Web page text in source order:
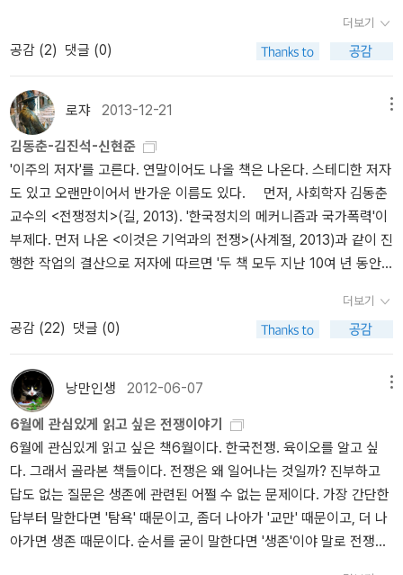
우익을 대변했던 양씨집안과 비주류 길씨 집안의 많은 이들이 학살
대상이 되었다. 이로 인해 길씨와 양씨간의 관계는 깨어졌고, 이후 길
씨는 마을에서 세력이 급격히 축소된다. 이런 마을내부에서의 전쟁
에서 나오는 질문은 바로 '국가는 무엇했냐'이다. 실제 해방이후 신탁
통치를 거치면서 형식적으로 남과북 각각에서 각 세력(이승만과 김일
성)이 장악했지만 실제 마을 공동체까지 장악했느냐에 이르러서는 의
문이 따른다. 마을에서는 아직까지 마을 내부의 권력구조가 있었기
때문이다. 하지만 전쟁을 치루면서 국가는 마을내부의 갈등을 이용
혹은 방치하여 마을 내부까지 정치적 안정성을 확보하는 계기가 된
다. 남과 북 각각 인민위원회와 우익청년단을 이용해 마을을 단속하
고 세력을 확장하려고 했던 것이다. 결국 이런 마을의 문제 역시 제대
생각조차 용납되기 힘들다. '평온하던 남한에 적화야욕의 북괴가 침
략했다'라는 한국전쟁의 패러다임 속에서 이런 마을내부에서의 전쟁
은 논의의 토대를 갖기가 힘들다. <전쟁미망인, 한국현대사의 침묵
을 깨다> http://blog.aladin.co.kr/rainaroma/4595066미망인들의
삶은 전후사회의 변화를 형성하는 역할을 한다. 이들 대부분이 스스
로 생계를 이어나가야 하는데 이는 한국의 전통적 가부장사회를 무너
뜨리는 역할을 한다. 생계를 위한 억척스러움이 지금이 한국의 아줌
마를 형성하게 되지 않았나 생각해본다. 미망인들은 대체로 농사, 바
느질, 행상을 통해 생계를 유지했는데 최소한의 자본으로 가능했던
행상이 이 때 급격히 증가했다고 한다. 사실 여성이 시장에 가는 행위
자체가 흔하지 않던 시절 이들의 등장은 사회적으로 적잖은 충격이었
담았다. 한국전쟁의 비극, 또다른 얼굴이다.17세 고등학생의 나이로
전일기를 엮은 책이다. 1주일의 군사훈련과 1인당 다섯 발씩의 실탄
대 전투의 현장에 참여하면서 역사책에 나오지 않는 역사의 순간을
무명 병사의 시각으로 기록하였다.정병준의 <한국전쟁- 38선 충돌
과 전쟁의 형성>은 2006년에 출간된 책이다. 90년대 중반 이후 미
국과 소련의 문서들이 대거 공개되면서 한국전쟁에 대한 미소간의 충
돌이 무엇을 의미하는지 객관적으로 살펴 볼 수 있게 되었다. 정병준
은 38선이란 키워드로 왜 그러한 문제가 발생했는지를 주도면밀하게
추적한다. 김동춘의 <전쟁과 사회>는 한국전쟁 이면에 숨겨진 집단
학살의 문제를 다른다. 김기진의 <한국전쟁과 집단학살> 역시 국민
보도연맹사건으로 알려진 집단학살의 사건을 추적한다. 김기는 미국
기밀문서가 공개되면서 그동안 츠측만 난무했던 이승만정권과 미국
의 집단학살 사건이 실제 사건이었으며, 이데올로기로 인하여 이유도
없이 죽어간 수백만의 민중의 한을 들려 준다. 김동춘의 <이것은 기
억과의 전쟁이다>는 앞선 <전쟁과 사회>의 후속작이며, 그 이후의
사건을 다룬다. 강준만의 <한국 현대사 산책 1950 1-3>은 10년 단위
로 끊어 한국 전쟁 전, 과정, 후를 치밀하게 구성한다. 솔직 담백하게
기술해 나가는 그의 능력은 넓고 크게만 본 일반 책과 다르게 깊고 세
밀하게 본다. 박찬승의 <마을로간 한국전쟁>은 암울하다. 한국전쟁
은 미소간의 전쟁만은 아니었다. 동족간의 서로 다른 이데올로기로
인한 참극이었다. 농촌 공동체에서 일어났던 상호간의 혈투를 수많은
증언들과 사료들을 중심으로 재구성했다. 데이비드 핼버스탬의 <콜
필이 평양에서 부른 '홀로 아리랑'이었는데, 방송 듣던 지하철 안에서
왈칵 눈물이 났었다. 어찌나 멀고도 멀게 들리는 통일이었던지...조용
기, 민비 특집 때는 아주 후끈했었다. 어마어마한 악플과 반격이 예상
됐지만 이작가는 그런 걸 즐긴다. 오히려 기름을 더 붓는 성격이지 몸
을 사리지 않는다. 기분 좋은 꼴통 기질이 있다. 가끔 인터뷰 방송도
진행하는데, 김광수 연구소장과 구성애 씨가 기억에 남는다. 특히 구
성애 씨 방송 뒤 팟캐스트 아우성이 서버 다운된 건 유명한 일이다. 나
도 바로 접속했는데 며칠 동안 다운 받기 힘들었다. 서버를 8배 증설
하고도 감당이 안 돼서 아예 업체를 바꿨다고 한다. 지금은 잘 다운되
고 있고, 현재 나는 아우성 24회를 듣고 있다(37회까지 있다). 이이
제이 이후 이작가 방송은 거의 챙겨 들으려고 한다. 팩트 TV에서 진
행하는 이작가의 결정적 순간은 영상으로 볼 수 있어 재밌다. http://
공 사건 등이 기억에 남는다. 현재 37회까지 방송이 진행됐는데 나도
서(오디오 방송도 다운 가능하지만 영상 있으니 동영상으로 보려고)
더디 보고 있는 중이다. 예전에 팔찌 만들 때 많이 보았는데, 이제 머
리핀 만들 때 보지 않을까. ㅎㅎㅎ이박사와 세작의 역사 데칼코마니
는, 이작가의 존재감을 그의 부재에서 확실히 알게 해주었다. 시도도
좋고 소재도 흥미로운데, 재미가 없다..;;;; 그래도 다 볼 생각이다. 현
재 달랑 두개 밖에 못 보았지만...;;;;http://www.podbbang.com/ch/
6492 이이제이는 역사 협동조합으로 새출발을 해서 안가도 오픈했
다. 까스통 할배 같은 무리들의 출입을 막기 위해서 밖에서 볼 때는
이 됐다는 슬픈 야사.... .한국전쟁에 대한 것도 대학시절의 것들이 전
부라서 이후 보강되지 않은 사정도 있고, 이놈의 나라에서 나이 먹
고 살다보니 어쨌든 전쟁을 시작한 북한을 욕해도 싸고 용서하기 힘
들다. 전쟁, 거기서부터 시작된 것이다. 김태우의 [폭격:미공군의 공
중폭격기록으로 읽는 한국전쟁]이 먼저 읽고 싶다.김동춘 교수가 강
제규 감독의 <태극기 휘날리며> 제작시 시나리오 자문을 했다는
데 김 교수의 자문내용은 거의 받아들여지지 않았다 한다. 이후 한국
전쟁을 다룬 영화들에서도 민감하고 논쟁적인 내용은 여전히 다뤄지
지 않는 것을 안타까워했다.우리는 어디까지 알고 있는걸까?난 문학
책을 더 많이 읽고 싶다. 고전이며 작가에 관한 것이며. 그런데 나
는 왜 자꾸 전쟁이니 정치니 이런 책을 더 많이 읽고 앉았을까? 나이
도 이땅을 떠나 살고 싶단 생각을 해본 적이 없다.물설고 낯선 땅에
서 이주인으로 살고 싶지 않았다. 단 한번도.아무리 오래 산다해도 남
의 땅 아닌가.그랬는데 요즘, 늙은 주제에, 떠나고 싶다는 생각이 들
었다.이 생각에 나도 놀랐다. 병자호란 이후 이땅은 대체로 그들의 세
상이 아니었나 싶다. 이 생각을 하니 새삼 더 한심했다. .............나
는 문학책을 더 가까이 하는게 좋겠어.
더보기
공감 (2) 댓글 (0)
로쟈 2013-12-21
김동춘-김진석-신현준
'이주의 저자'를 고른다. 연말이어도 나올 책은 나온다. 스테디한 저자
도 있고 오랜만이어서 반가운 이름도 있다. 먼저, 사회학자 김동춘
교수의 <전쟁정치>(길, 2013). '한국정치의 메커니즘과 국가폭력'이
부제다. 먼저 나온 <이것은 기억과의 전쟁>(사계절, 2013)과 같이 진
행한 작업의 결산으로 저자에 따르면 '두 책 모두 지난 10여 년 동안
매듭짓기라고 볼 수 있다.' 시작은 <전쟁과 사회>(돌베개, 2006/200
0)였겠다. 올해 나온 두 권은 주로 저자가 지난 2006-09년 동안 '진
실ㆍ화해를 위한 과거사정리위원회' 활동을 통해 겪은 다양한 체험과
기록, 현장 방문을 토대로 집필한 것이다. 집필 의도를 저자는 이렇게
말한다. 이 책은 국가가 국민을 오직 복종해야 할 존재로 만들고, 지배
자들이 설정한 틀에 맞지 않는 사람이나 집단에 대해 가혹한 폭력을
행사한 결과 얼마나 많은 무고한 국민들이 고통 받았는지를 보여주
고, 이러한 국가폭력의 다양한 메커니즘과 그 결과가 현재까지 여전
히 작동하고 있음을 보여주기 위한 것이다. 핵심은 '여전히 작동하고
있음'이다. 안보와 치안을 빌미로 국가폭력이 일상화된 한국사회의
실상 분석이 여전히 유효한 이유이다. 예상컨대 2014년에도 우리
더보기
공감 (22) 댓글 (0)
낭만인생 2012-06-07
6월에 관심있게 읽고 싶은 전쟁이야기
6월에 관심있게 읽고 싶은 책6월이다. 한국전쟁. 육이오를 알고 싶
다. 그래서 골라본 책들이다. 전쟁은 왜 일어나는 것일까? 진부하고
답도 없는 질문은 생존에 관련된 어쩔 수 없는 문제이다. 가장 간단한
답부터 말한다면 '탐욕' 때문이고, 좀더 나아가 '교만' 때문이고, 더 나
아가면 생존 때문이다. 순서를 굳이 말한다면 '생존'이야 말로 전쟁의